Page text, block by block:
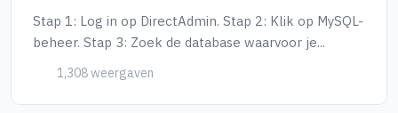
Stap 1: Log in op DirectAdmin. Stap 2: Klik op MySQL-
beheer. Stap 3: Zoek de database waarvoor je...
1,308 weergaven